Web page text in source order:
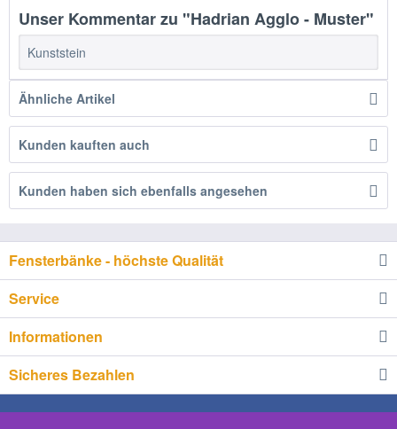
Unser Kommentar zu "Hadrian Agglo - Muster"
Kunststein
Ähnliche Artikel
Kunden kauften auch
Kunden haben sich ebenfalls angesehen
Fensterbänke - höchste Qualität
Service
Informationen
Sicheres Bezahlen